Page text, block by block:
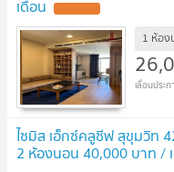
เดือน
1 ห้อง
ไซมิส เอ็กซ์คลูซีฟ สุขุมวิท
2 ห้องนอน 40,000 บาท /